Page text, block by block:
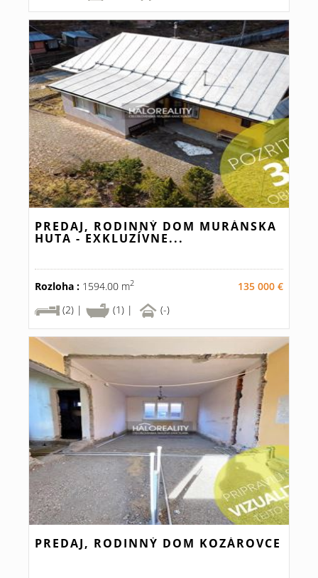
PREDAJ, RODINNÝ DOM MURÁNSKA
HUTA - EXKLUZÍVNE...
Rozloha : 1594.00 m2
135 000 €
(2) |
(1) | (-)
PREDAJ, RODINNÝ DOM KOZÁROVCE